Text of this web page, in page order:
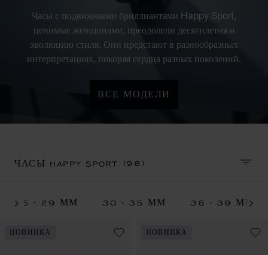
Часы с подвижными бриллиантами Happy Sport,
ценимые женщинами, преодолели десятилетия и
эволюцию стиля. Они предстают в разнообразных
интерпретациях, покоряя сердца разных поколений.
ВСЕ МОДЕЛИ
ЧАСЫ HAPPY SPORT(98)
25 - 29 ММ 30 - 35 ММ 36 - 39 ММ
НОВИНКА НОВИНКА